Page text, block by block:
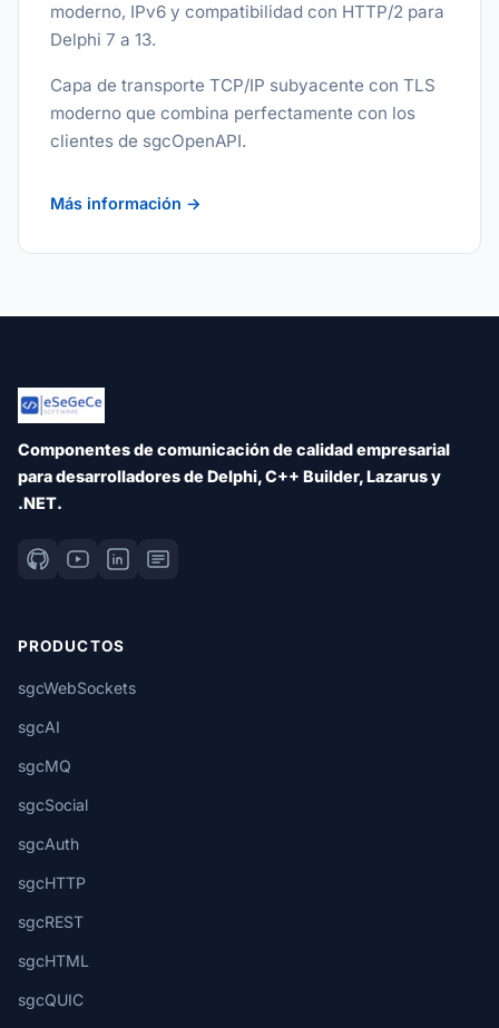
moderno, IPv6 y compatibilidad con HTTP/2 para
Delphi 7 a 13.
Capa de transporte TCP/IP subyacente con TLS
moderno que combina perfectamente con los
clientes de sgcOpenAPI.
Más información →
Componentes de comunicación de calidad empresarial
para desarrolladores de Delphi, C++ Builder, Lazarus y
.NET.
PRODUCTOS
sgcWebSockets
sgcAI
sgcMQ
sgcSocial
sgcAuth
sgcHTTP
sgcREST
sgcHTML
sgcQUIC